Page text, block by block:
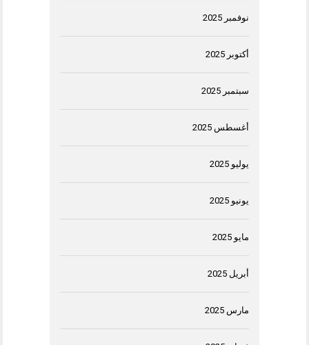
نوفمبر 2025
أكتوبر 2025
سبتمبر 2025
أغسطس 2025
يوليو 2025
يونيو 2025
مايو 2025
أبريل 2025
مارس 2025